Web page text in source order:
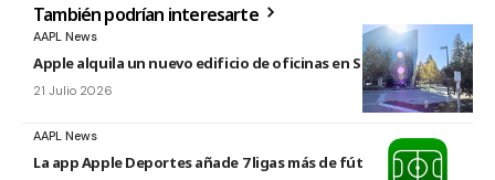
También podrían interesarte
AAPL News
Apple alquila un nuevo edificio de oficinas en Sunnyvale
21 Julio 2026
AAPL News
La app Apple Deportes añade 7 ligas más de fútbol